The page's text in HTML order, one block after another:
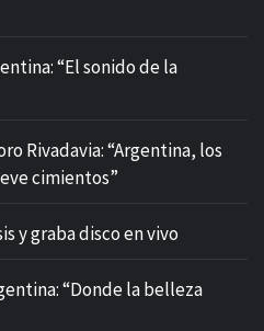
“El sonido de la
Rivadavia: “Argentina, los
cimientos”
y graba disco en vivo
“Donde la belleza